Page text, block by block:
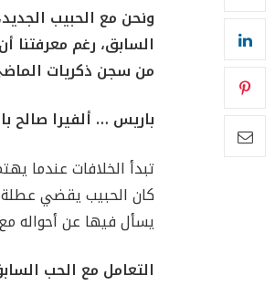
ونحن مع الحبيب
السابق، رغم معرفتنا
من سجن ذكريات
باريس … ألفيرا صالح
تبدأ الخلافات عندما
كان الحبيب يقضي عطلة
يسأل فيها عن أحواله مع
التعامل مع الحب